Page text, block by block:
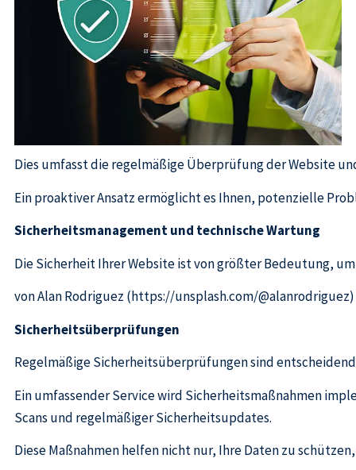
Dies umfasst die regelmäßige Überprüfung der Website
Ein proaktiver Ansatz ermöglicht es Ihnen, potenzielle
Sicherheitsmanagement und technische Wartung
Die Sicherheit Ihrer Website ist von größter Bedeutung,
von Alan Rodriguez (https://unsplash.com/@alanrodriguez)
Sicherheitsüberprüfungen
Regelmäßige Sicherheitsüberprüfungen sind
Ein umfassender Service wird Sicherheitsmaßnahmen
Scans und regelmäßiger Sicherheitsupdates.
Diese Maßnahmen helfen nicht nur, Ihre Daten zu